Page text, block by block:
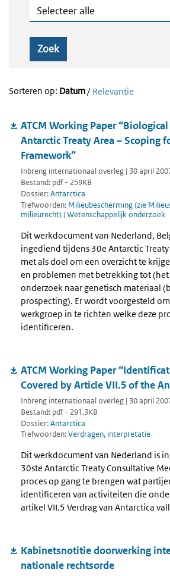
Geografie
Zoek
Sorteren op: Datum/ Relevantie
ATCM Working Paper
Antarctic Treaty Area – Scoping
Framework”
Inbreng internationaal overleg | 30 april
Bestand: pdf - 259KB
Dossier:Antarctica
Trefwoorden: Milieubescherming (zie
milieurecht) | Wetenschappelijk onderzoek
Dit werkdocument van Nederland,
ingediend tijdens 30e Antarctic
met als doel om een overzicht te
en problemen met betrekking tot (het
onderzoek naar genetisch materiaal
prospecting). Er wordt voorgesteld
werkgroep in te richten welke deze
identificeren.
ATCM Working Paper
Covered by Article VII.5 of the
Inbreng internationaal overleg | 30 april
Bestand: pdf - 291.3KB
Dossier:Antarctica
Trefwoorden:Verdragen, interpretatie
Dit werkdocument van Nederland is
30ste Antarctic Treaty Consultative
proces op gang te brengen wat
identificeren van activiteiten die
artikel VII.5 Verdrag van Antarctica
Kabinetsnotitie doorwerking
nationale rechtsorde